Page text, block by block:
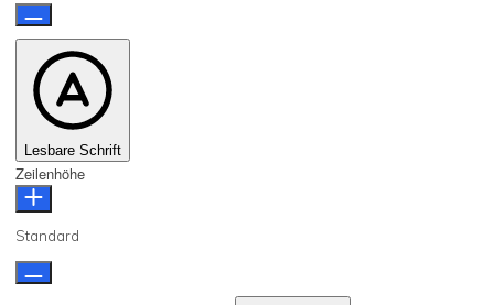
Lesbare Schrift
Zeilenhöhe
Standard